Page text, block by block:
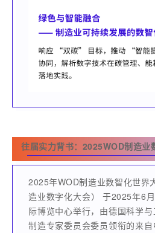
往届实力背书：2025WOD制造业
2025年WOD制造业数智化世界
造业数字化大会） 于2025年6
际博览中心举行，由德国科学
制造专家委员会委员领衔的来